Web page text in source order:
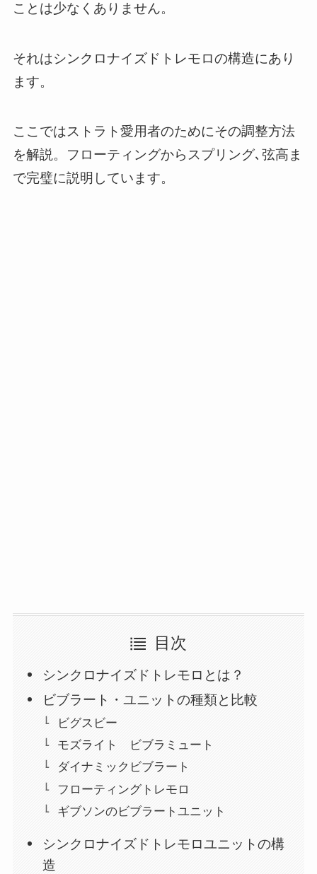
ことは少なくありません。
それはシンクロナイズドトレモロの構造にあり
ます。
ここではストラト愛用者のためにその調整方法
を解説。フローティングからスプリング､弦高ま
で完璧に説明しています。
目次
シンクロナイズドトレモロとは？
ビブラート・ユニットの種類と比較
ビグスビー
モズライト ビブラミュート
ダイナミックビブラート
フローティングトレモロ
ギブソンのビブラートユニット
シンクロナイズドトレモロユニットの構
造